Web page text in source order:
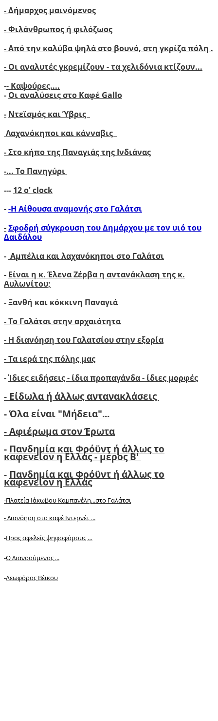
- Δήμαρχος μαινόμενος
- Φιλάνθρωπος ή φιλόζωος
- Από την καλύβα ψηλά στο βουνό, στη γκρίζα πόλη .
- Οι αναλυτές γκρεμίζουν - τα χελιδόνια κτίζουν...
-- Καψούρες....
- Οι αναλύσεις στο Καφέ Gallo
- Ντεϊσμός και Ύβρις
Λαχανόκηποι και κάνναβις
- Στο κήπο της Παναγιάς της Ινδιάνας
-... Το Πανηγύρι
--- 12 ο' clock
--Η Αίθουσα αναμονής στο Γαλάτσι
-Σφοδρή σύγκρουση του Δημάρχου με τον υιό του
Δαιδάλου
- Αμπέλια και λαχανόκηποι στο Γαλάτσι
- Είναι η κ. Έλενα Ζέρβα η αντανάκλαση της κ.
Αυλωνίτου;
- Ξανθή και κόκκινη Παναγιά
- Το Γαλάτσι στην αρχαιότητα
- Η διανόηση του Γαλατσίου στην εξορία
- Τα ιερά της πόλης μας
-Ίδιες ειδήσεις - ίδια προπαγάνδα - ίδιες μορφές
- Είδωλα ή άλλως αντανακλάσεις
- Όλα είναι "Μήδεια"...
- Αφιέρωμα στον Έρωτα
- Πανδημία και Φρόϋντ ή άλλως το
καφενείον η Ελλάς - μέρος Β'
- Πανδημία και Φρόϋντ ή άλλως το
καφενείον η Ελλάς
-Πλατεία Ιάκωβου Καμπανέλη...στο Γαλάτσι
-Διανόηση στο καφέ Ιντερνέτ ...
-Προς αφελείς ψηφοφόρους …
-Ο Διανοούμενος ...
-Λεωφόρος Βέϊκου